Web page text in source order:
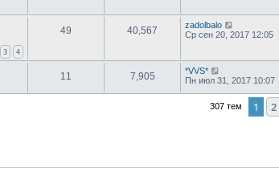
3 4
49 40,567
zadolbalo
Ср сен 20, 2017 12:05
11 7,905
*VVS*
Пн июл 31, 2017 10:07
307 тем 1 2